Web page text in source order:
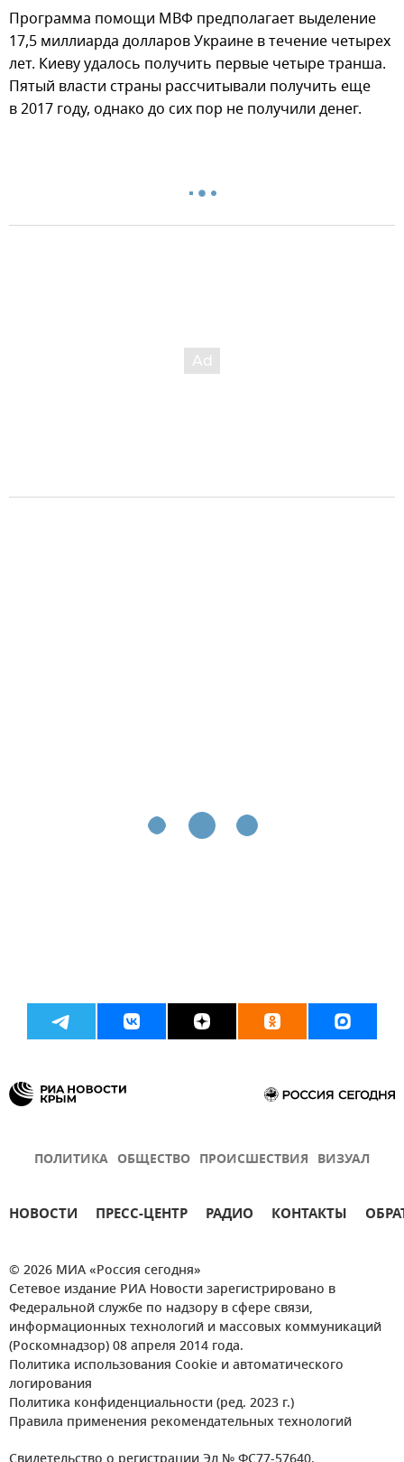
Программа помощи МВФ предполагает выделение
17,5 миллиарда долларов Украине в течение четырех
лет. Киеву удалось получить первые четыре транша.
Пятый власти страны рассчитывали получить еще
в 2017 году, однако до сих пор не получили денег.
ПОЛИТИКА ОБЩЕСТВО ПРОИСШЕСТВИЯ ВИЗУАЛ
НОВОСТИ ПРЕСС-ЦЕНТР РАДИО КОНТАКТЫ
© 2026 МИА «Россия сегодня»
Сетевое издание РИА Новости зарегистрировано в
Федеральной службе по надзору в сфере связи,
информационных технологий и массовых коммуникаций
(Роскомнадзор) 08 апреля 2014 года.
Политика использования Cookie и автоматического
логирования
Политика конфиденциальности (ред. 2023 г.)
Правила применения рекомендательных технологий